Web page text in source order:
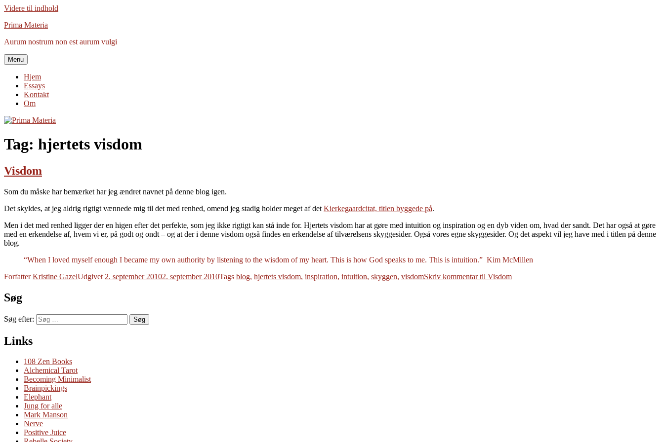
Videre til indhold
Prima Materia
Aurum nostrum non est aurum vulgi
Menu
Hjem
Essays
Kontakt
Om
Tag: hjertets visdom
Visdom
Som du måske har bemærket har jeg ændret navnet på denne blog igen.
Det skyldes, at jeg aldrig rigtigt vænnede mig til det med renhed, omend jeg stadig holder meget af det Kierkegaardcitat, titlen byggede på.
Men i det med renhed ligger der en higen efter det perfekte, som jeg ikke rigtigt kan stå inde for. Hjertets visdom har at gøre med intuition og inspiration og en dyb viden om, hvad der sandt. Det har også at gøre
med en erkendelse af, hvem vi er, på godt og ondt – og at der i denne visdom også findes en erkendelse af tilværelsens skyggesider. Også vores egne skyggesider. Og det aspekt vil jeg have med i titlen på denne
blog.
“When I loved myself enough I became my own authority by listening to the wisdom of my heart. This is how God speaks to me. This is intuition.” Kim McMillen
ForfatterKristine GazelUdgivet 2. september 20102. september 2010Tags blog, hjertets visdom, inspiration, intuition, skyggen, visdomSkriv kommentartil Visdom
Søg
Søg efter: Søg
Links
108 Zen Books
Alchemical Tarot
Becoming Minimalist
Brainpickings
Elephant
Jung for alle
Mark Manson
Nerve
Positive Juice